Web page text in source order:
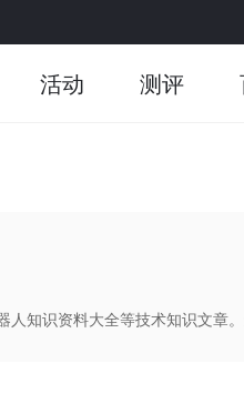
活动 测评
知识资料大全等技术知识文章